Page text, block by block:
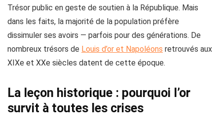
Trésor public en geste de soutien à la République. Mais
dans les faits, la majorité de la population préfère
dissimuler ses avoirs — parfois pour des générations. De
nombreux trésors de Louis d’or et Napoléons retrouvés aux
XIXe et XXe siècles datent de cette époque.
La leçon historique : pourquoi l’or
survit à toutes les crises